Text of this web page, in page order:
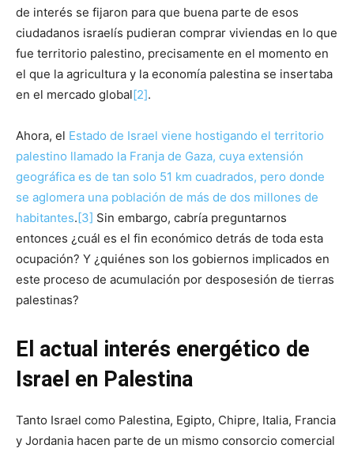
de interés se fijaron para que buena parte de esos
ciudadanos israelís pudieran comprar viviendas en lo que
fue territorio palestino, precisamente en el momento en
el que la agricultura y la economía palestina se insertaba
en el mercado global[2].
Ahora, el Estado de Israel viene hostigando el territorio
palestino llamado la Franja de Gaza, cuya extensión
geográfica es de tan solo 51 km cuadrados, pero donde
se aglomera una población de más de dos millones de
habitantes.[3] Sin embargo, cabría preguntarnos
entonces ¿cuál es el fin económico detrás de toda esta
ocupación? Y ¿quiénes son los gobiernos implicados en
este proceso de acumulación por desposesión de tierras
palestinas?
El actual interés energético de
Israel en Palestina
Tanto Israel como Palestina, Egipto, Chipre, Italia, Francia
y Jordania hacen parte de un mismo consorcio comercial